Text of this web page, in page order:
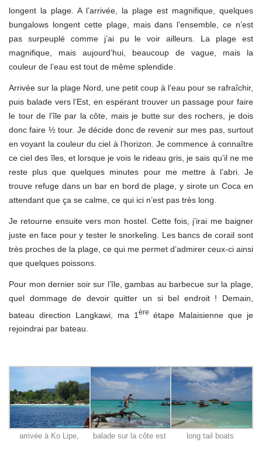
longent la plage. A l’arrivée, la plage est magnifique, quelques
bungalows longent cette plage, mais dans l’ensemble, ce n’est
pas surpeuplé comme j’ai pu le voir ailleurs. La plage est
magnifique, mais aujourd’hui, beaucoup de vague, mais la
couleur de l’eau est tout de même splendide.
Arrivée sur la plage Nord, une petit coup à l’eau pour se rafraîchir,
puis balade vers l’Est, en espérant trouver un passage pour faire
le tour de l’île par la côte, mais je butte sur des rochers, je dois
donc faire ½ tour. Je décide donc de revenir sur mes pas, surtout
en voyant la couleur du ciel à l’horizon. Je commence à connaître
ce ciel des îles, et lorsque je vois le rideau gris, je sais qu’il ne me
reste plus que quelques minutes pour me mettre à l’abri. Je
trouve refuge dans un bar en bord de plage, y sirote un Coca en
attendant que ça se calme, ce qui ici n’est pas très long.
Je retourne ensuite vers mon hostel. Cette fois, j’irai me baigner
juste en face pour y tester le snorkeling. Les bancs de corail sont
très proches de la plage, ce qui me permet d’admirer ceux-ci ainsi
que quelques poissons.
Pour mon dernier soir sur l’île, gambas au barbecue sur la plage,
quel dommage de devoir quitter un si bel endroit ! Demain,
bateau direction Langkawi, ma 1 ère
étape Malaisienne que je
rejoindrai par bateau.
arrivée à Ko Lipe, balade sur la côte est long tail boats